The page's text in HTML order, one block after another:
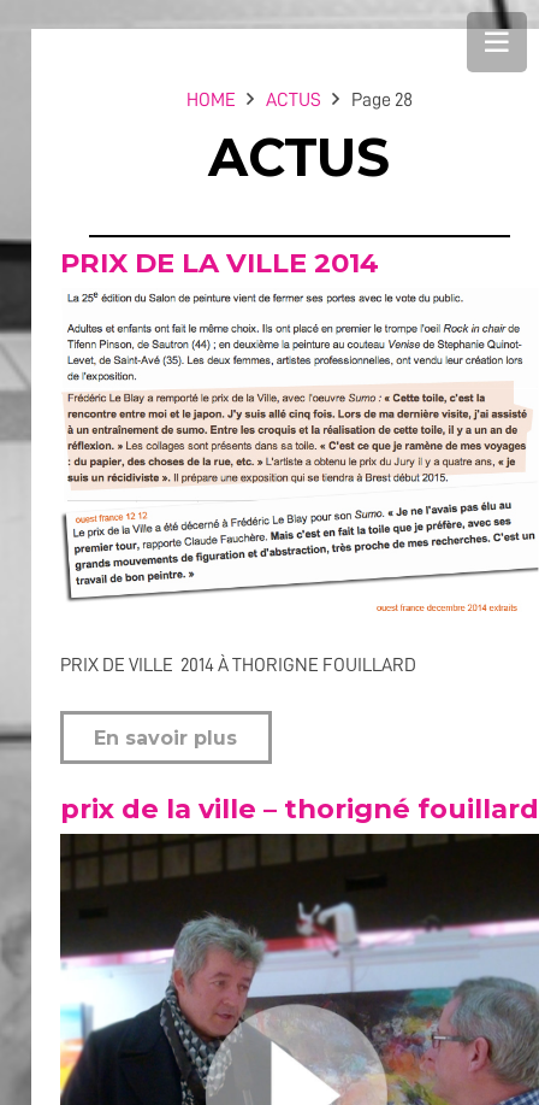
HOME ACTUS Page 28
ACTUS
PRIX DE LA VILLE 2014
PRIX DE VILLE 2014 À THORIGNE FOUILLARD
En savoir plus
prix de la ville – thorigné fouillard